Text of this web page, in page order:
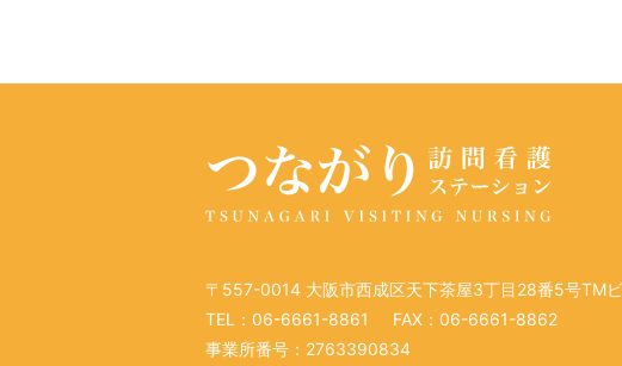
ン
〒557-0014 大阪市西成区天下茶屋3丁目28番5号TM
TEL：06-6661-8861
FAX：06-6661-8862
事業所番号：2763390834